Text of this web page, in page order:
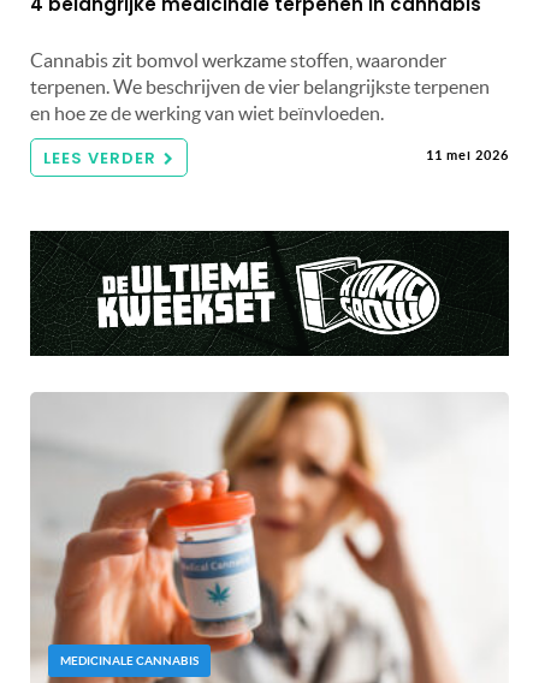
Cannabis zit bomvol werkzame stoffen, waaronder
terpenen. We beschrijven de vier belangrijkste terpenen
en hoe ze de werking van wiet beïnvloeden.
LEES VERDER 11 mei 2026
MEDICINALE CANNABIS